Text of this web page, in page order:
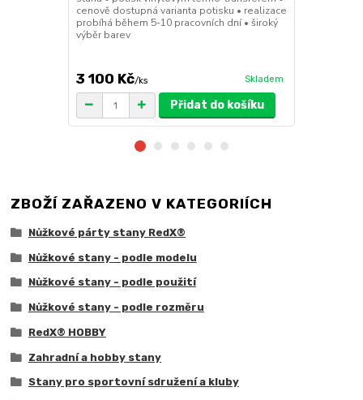
cenově dostupná varianta potisku • realizace
probíhá během 5-10 pracovních dní • široký
výběr barev
3 100 Kč/ks Skladem
Přidat do košíku
ZBOŽÍ ZAŘAZENO V KATEGORIÍCH
Nůžkové párty stany RedX®
Nůžkové stany - podle modelu
Nůžkové stany - podle použití
Nůžkové stany - podle rozměru
RedX® HOBBY
Zahradní a hobby stany
Stany pro sportovní sdružení a kluby